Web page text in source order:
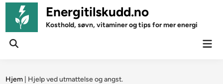
Skip
content
Energitilskudd.no
Kosthold, søvn, vitaminer og tips for mer energi
Open
Hjem Hjelp ved utmattelse og angst.